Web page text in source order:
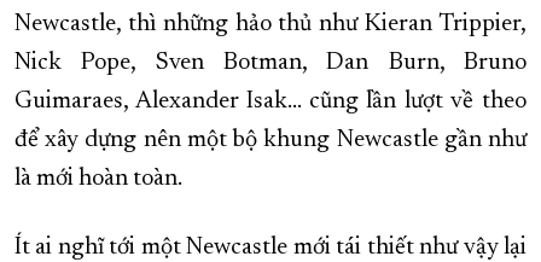
Newcastle, thì những hảo thủ như Kieran Trippier,
Nick Pope, Sven Botman, Dan Burn, Bruno
Guimaraes, Alexander Isak… cũng lần lượt về theo
để xây dựng nên một bộ khung Newcastle gần như
là mới hoàn toàn.
Ít ai nghĩ tới một Newcastle mới tái thiết như vậy lại